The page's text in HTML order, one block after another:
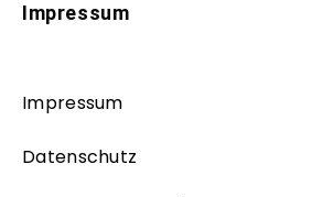
Impressum
Impressum
Datenschutz